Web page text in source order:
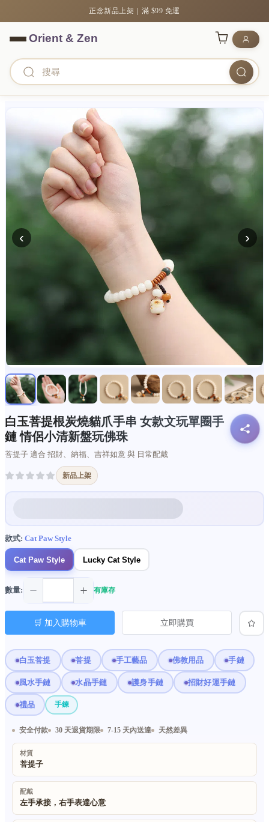
正念新品上架｜滿 $99 免運
‹ ›
白玉菩提根炭燒貓爪手串 女款文玩單圈手
鏈 情侶小清新盤玩佛珠
菩提子 適合 招財、納福、吉祥如意 與 日常配戴
白玉菩提 菩提 手工藝品 佛教用品 手鏈
風水手鏈 水晶手鏈 護身手鏈 招財好運手鏈
禮品 手鍊
新品上架
款式: Cat Paw Style
Cat Paw Style Lucky Cat Style
數量: 有庫存
🛒 加入購物車 立即購買
安全付款 30 天退貨期限 7-15 天內送達 天然差異
材質
菩提子
配戴
左手承接，右手表達心意